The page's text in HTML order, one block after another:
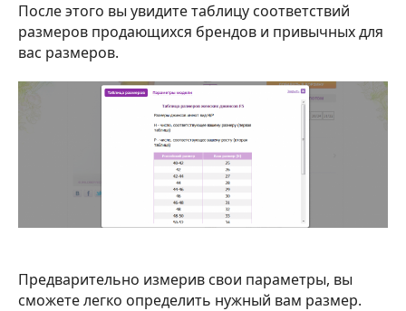
После этого вы увидите таблицу соответствий
размеров продающихся брендов и привычных для
вас размеров.
Предварительно измерив свои параметры, вы
сможете легко определить нужный вам размер.